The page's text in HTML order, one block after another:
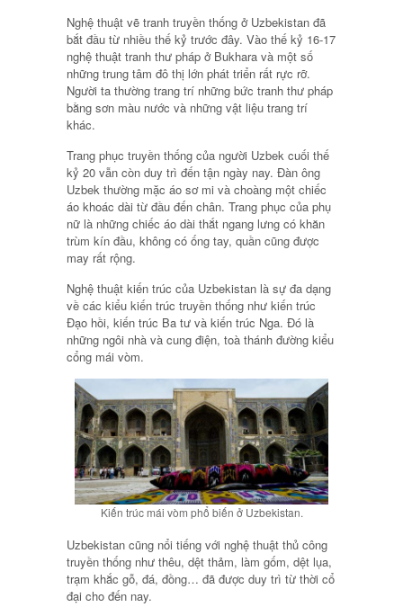
Nghệ thuật vẽ tranh truyền thống ở Uzbekistan đã
bắt đầu từ nhiều thế kỷ trước đây. Vào thế kỷ 16-17
nghệ thuật tranh thư pháp ở Bukhara và một số
những trung tâm đô thị lớn phát triển rất rực rỡ.
Người ta thường trang trí những bức tranh thư pháp
bằng sơn màu nước và những vật liệu trang trí
khác.
Trang phục truyền thống của người Uzbek cuối thế
kỷ 20 vẫn còn duy trì đến tận ngày nay. Đàn ông
Uzbek thường mặc áo sơ mi và choàng một chiếc
áo khoác dài từ đầu đến chân. Trang phục của phụ
nữ là những chiếc áo dài thắt ngang lưng có khăn
trùm kín đầu, không có ống tay, quần cũng được
may rất rộng.
Nghệ thuật kiến trúc của Uzbekistan là sự đa dạng
về các kiểu kiến trúc truyền thống như kiến trúc
Đạo hồi, kiến trúc Ba tư và kiến trúc Nga. Đó là
những ngôi nhà và cung điện, toà thánh đường kiểu
cổng mái vòm.
Kiến trúc mái vòm phổ biến ở Uzbekistan.
Uzbekistan cũng nổi tiếng với nghệ thuật thủ công
truyền thống như thêu, dệt thảm, làm gốm, dệt lụa,
trạm khắc gỗ, đá, đồng… đã được duy trì từ thời cổ
đại cho đến nay.